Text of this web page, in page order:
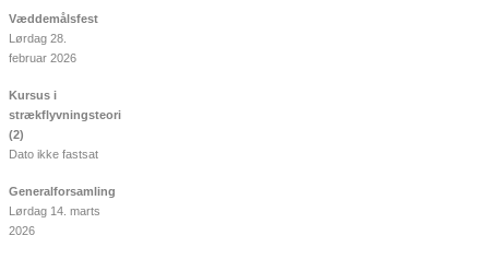
Væddemålsfest
Lørdag 28.
februar 2026
Kursus i
strækflyvningsteori
(2)
Dato ikke fastsat
Generalforsamling
Lørdag 14. marts
2026